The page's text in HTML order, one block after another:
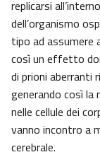
replicarsi all’interno
dell’organismo
tipo ad assumere
così un effetto
di prioni aberranti
generando così
nelle cellule dei
vanno incontro a
cerebrale.